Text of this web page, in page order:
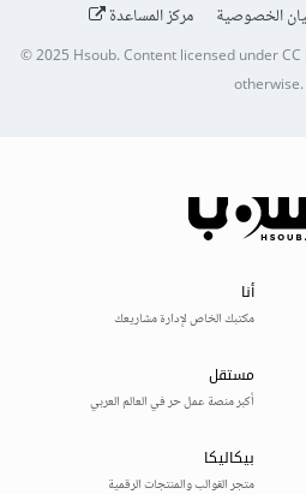
الخصوصية مركز المساعدة
© 2025Hsoub.Content licensed under
otherwise.